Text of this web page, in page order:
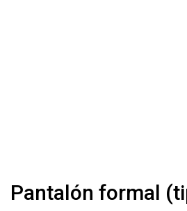
Pantalón formal